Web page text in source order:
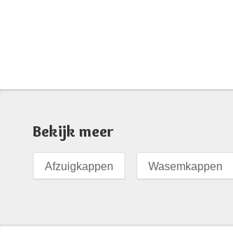
Bekijk meer
Afzuigkappen Wasemkappen